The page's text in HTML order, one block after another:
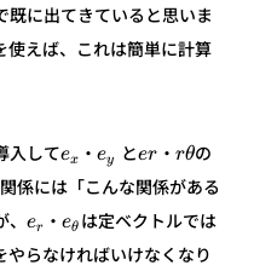
に出てきていると思いま
使えば、これは簡単に計算
入してex ・ey とer ・rθの
係には「こんな関係がある
、er ・eθ は定ベクトルでは
らなければいけなくなり